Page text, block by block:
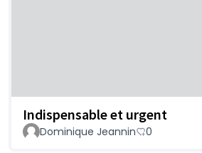
Indispensable et urgent
Dominique Jeannin 0